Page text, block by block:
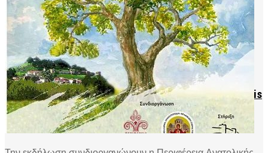
Η Ξάνθη γιορτάζει 35 χρόνια παράδοσης
LIFESTYLE
Google: Νέα εποχή στην AI με τον Demis Hassabis